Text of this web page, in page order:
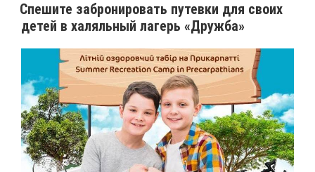
Спешите забронировать путевки для своих
детей в халяльный лагерь «Дружба»